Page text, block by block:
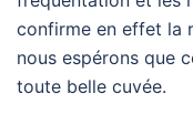
confirme en effet la
nous espérons que
toute belle cuvée.